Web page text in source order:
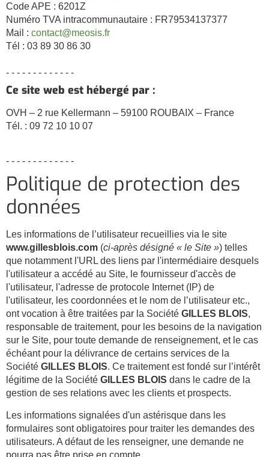
Code APE : 6201Z
Numéro TVA intracommunautaire : FR79534137377
Mail : contact@meosis.fr
Tél : 03 89 30 86 30
- - - - - - - - - - - - -
Ce site web est hébergé par :
OVH – 2 rue Kellermann – 59100 ROUBAIX – France
Tél. : 09 72 10 10 07
- - - - - - - - - - - - -
Politique de protection des
données
Les informations de l’utilisateur recueillies via le site
www.gillesblois.com (ci-après désigné « le Site ») telles
que notamment l'URL des liens par l'intermédiaire desquels
l'utilisateur a accédé au Site, le fournisseur d'accès de
l'utilisateur, l'adresse de protocole Internet (IP) de
l'utilisateur, les coordonnées et le nom de l’utilisateur etc.,
ont vocation à être traitées par la Société GILLES BLOIS,
responsable de traitement, pour les besoins de la navigation
sur le Site, pour toute demande de renseignement, et le cas
échéant pour la délivrance de certains services de la
Société GILLES BLOIS. Ce traitement est fondé sur l’intérêt
légitime de la Société GILLES BLOIS dans le cadre de la
gestion de ses relations avec les clients et prospects.
Les informations signalées d'un astérisque dans les
formulaires sont obligatoires pour traiter les demandes des
utilisateurs. A défaut de les renseigner, une demande ne
pourra pas être prise en compte.